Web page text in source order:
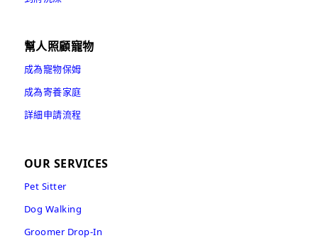
幫人照顧寵物
成為寵物保姆
成為寄養家庭
詳細申請流程
OUR SERVICES
Pet Sitter
Dog Walking
Groomer Drop-In